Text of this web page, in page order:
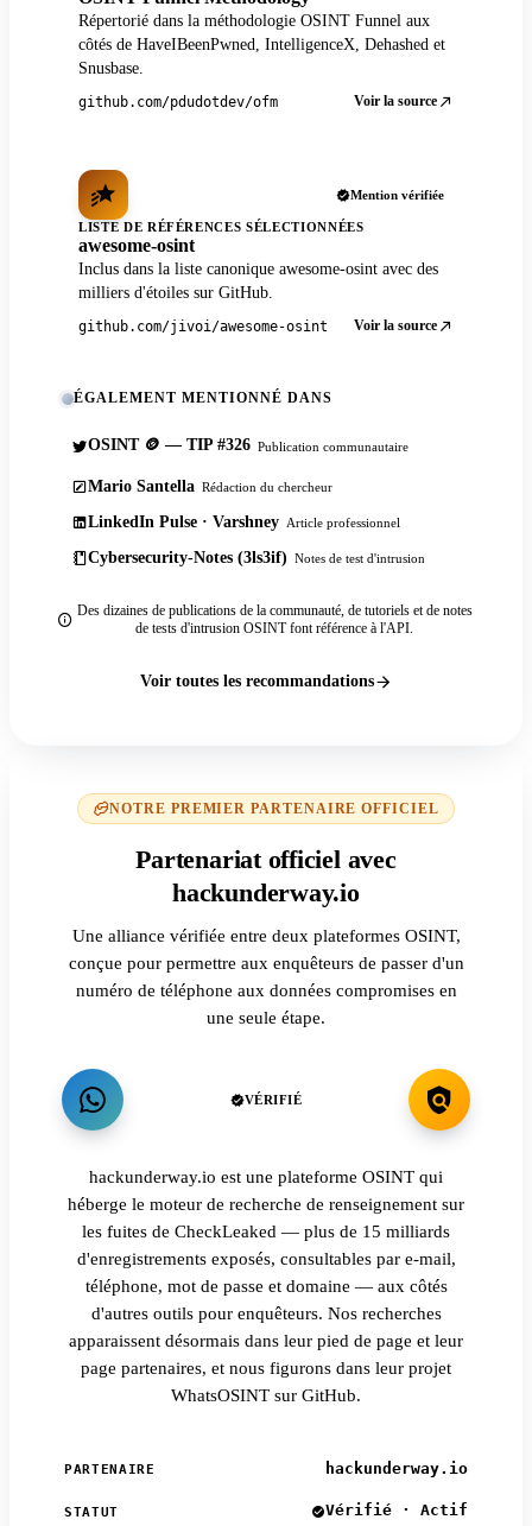
Répertorié dans la méthodologie OSINT Funnel aux
côtés de HaveIBeenPwned, IntelligenceX, Dehashed et
Snusbase.
github.com/pdudotdev/ofm Voir la source
Mention vérifiée
LISTE DE RÉFÉRENCES SÉLECTIONNÉES
awesome-osint
Inclus dans la liste canonique awesome-osint avec des
milliers d'étoiles sur GitHub.
github.com/jivoi/awesome-osint Voir la source
ÉGALEMENT MENTIONNÉ DANS
OSINT 🪙 — TIP #326 Publication communautaire
Mario Santella Rédaction du chercheur
LinkedIn Pulse · Varshney Article professionnel
Cybersecurity-Notes (3ls3if) Notes de test d'intrusion
Des dizaines de publications de la communauté, de tutoriels et de notes
de tests d'intrusion OSINT font référence à l'API.
Voir toutes les recommandations
NOTRE PREMIER PARTENAIRE OFFICIEL
Partenariat officiel avec
hackunderway.io
Une alliance vérifiée entre deux plateformes OSINT,
conçue pour permettre aux enquêteurs de passer d'un
numéro de téléphone aux données compromises en
une seule étape.
VÉRIFIÉ
hackunderway.io est une plateforme OSINT qui
héberge le moteur de recherche de renseignement sur
les fuites de CheckLeaked — plus de 15 milliards
d'enregistrements exposés, consultables par e-mail,
téléphone, mot de passe et domaine — aux côtés
d'autres outils pour enquêteurs. Nos recherches
apparaissent désormais dans leur pied de page et leur
page partenaires, et nous figurons dans leur projet
WhatsOSINT sur GitHub.
PARTENAIRE hackunderway.io
STATUT Vérifié · Actif